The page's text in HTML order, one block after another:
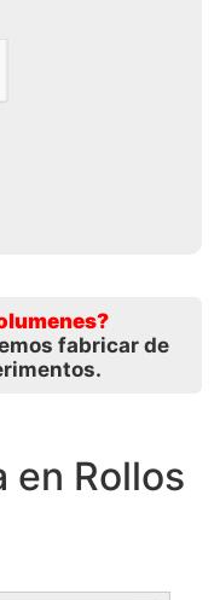
fabricar de
en Rollos